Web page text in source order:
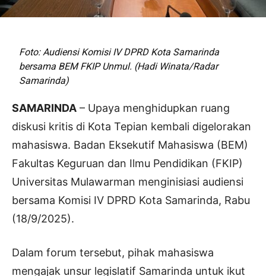
Foto: Audiensi Komisi IV DPRD Kota Samarinda
bersama BEM FKIP Unmul. (Hadi Winata/Radar
Samarinda)
SAMARINDA – Upaya menghidupkan ruang
diskusi kritis di Kota Tepian kembali digelorakan
mahasiswa. Badan Eksekutif Mahasiswa (BEM)
Fakultas Keguruan dan Ilmu Pendidikan (FKIP)
Universitas Mulawarman menginisiasi audiensi
bersama Komisi IV DPRD Kota Samarinda, Rabu
(18/9/2025).
Dalam forum tersebut, pihak mahasiswa
mengajak unsur legislatif Samarinda untuk ikut